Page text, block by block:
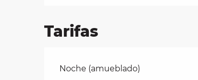
Tarifas
Tarifas 2026
Noche (amueblado)